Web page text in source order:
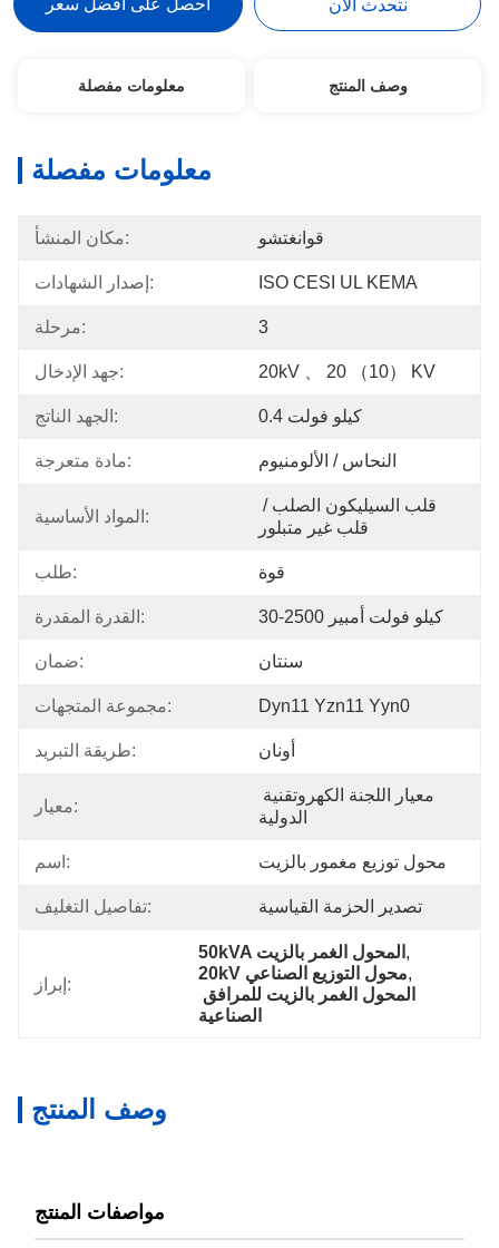
احصل على أفضل سعر نتحدث الآن
معلومات مفصلة وصف المنتج
معلومات مفصلة
مكان المنشأ: قوانغتشو
إصدار الشهادات: ISO CESI UL KEMA
مرحلة: 3
جهد الإدخال: 20kV 、 20 （10） KV
الجهد الناتج: 0.4 كيلو فولت
مادة متعرجة: النحاس / الألومنيوم
المواد الأساسية:
قلب غير متبلور
طلب: قوة
القدرة المقدرة: 30-2500 كيلو فولت أمبير
ضمان: سنتان
مجموعة المتجهات: Dyn11 Yzn11 Yyn0
طريقة التبريد: أونان
معيار:
الدولية
اسم: محول توزيع مغمور بالزيت
تفاصيل التغليف: تصدير الحزمة القياسية
إبراز:
50kVA المحول الغمر بالزيت ,
20kV محول التوزيع الصناعي,
الصناعية
وصف المنتج
مواصفات المنتج